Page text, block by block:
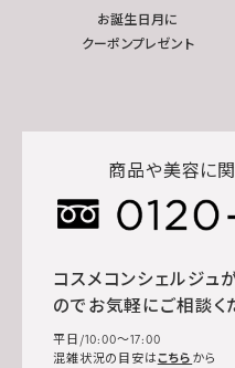
お誕生日月に
クーポンプレゼント
商品や美容に
コスメコンシェルジュ
のでお気軽にご相談く
平日/10:00～17:00
混雑状況の目安はこちら から